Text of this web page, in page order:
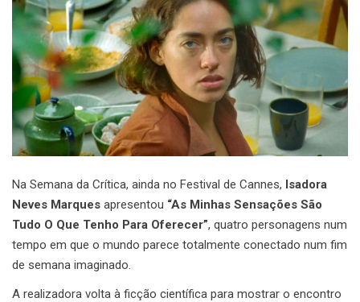
Na Semana da Crítica, ainda no Festival de Cannes, Isadora
Neves Marques apresentou “As Minhas Sensações São
Tudo O Que Tenho Para Oferecer”, quatro personagens num
tempo em que o mundo parece totalmente conectado num fim
de semana imaginado.
A realizadora volta à ficção científica para mostrar o encontro